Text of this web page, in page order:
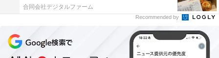
設定アプリにて「アクセシビリティ」→「画面表示とテ
キストサイズ」と進み、「明るさの自動調節」をオンに
合同会社デジタルファーム
Recommended by